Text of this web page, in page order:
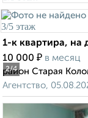
2/4
1-к квартира, на
10 000 ₽ в месяц
район Старая
Агентство,